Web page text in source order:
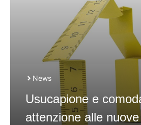
News
Usucapione e
attenzione alle